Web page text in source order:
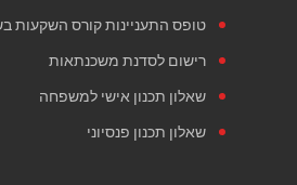
טופס התעניינות קורס השקעות
רישום לסדנת משכנתאות
שאלון תכנון אישי למשפחה
שאלון תכנון פנסיוני